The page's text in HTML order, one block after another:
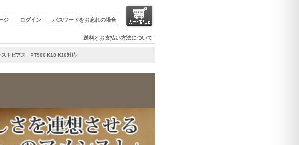
ジ ログイン パスワードをお忘れの場合
送料とお支払い方法について
ストピアス PT900 K18 K10対応